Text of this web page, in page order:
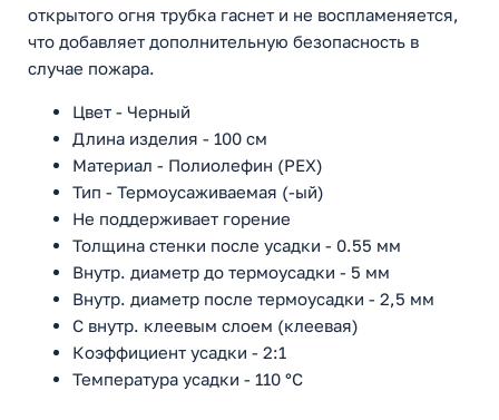
открытого огня трубка гаснет и не воспламеняется,
что добавляет дополнительную безопасность в
случае пожара.
Цвет - Черный
Длина изделия - 100 см
Материал - Полиолефин (PEX)
Тип - Термоусаживаемая (-ый)
Не поддерживает горение
Толщина стенки после усадки - 0.55 мм
Внутр. диаметр до термоусадки - 5 мм
Внутр. диаметр после термоусадки - 2,5 мм
С внутр. клеевым слоем (клеевая)
Коэффициент усадки - 2:1
Температура усадки - 110 °C